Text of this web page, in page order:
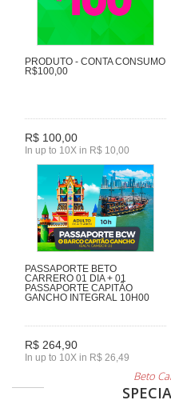
PRODUTO - CONTA CONSUMO
R$100,00
R$ 100,00
In up to 10X in R$ 10,00
PASSAPORTE BETO
CARRERO 01 DIA + 01
PASSAPORTE CAPITÃO
GANCHO INTEGRAL 10H00
R$ 264,90
In up to 10X in R$ 26,49
Beto